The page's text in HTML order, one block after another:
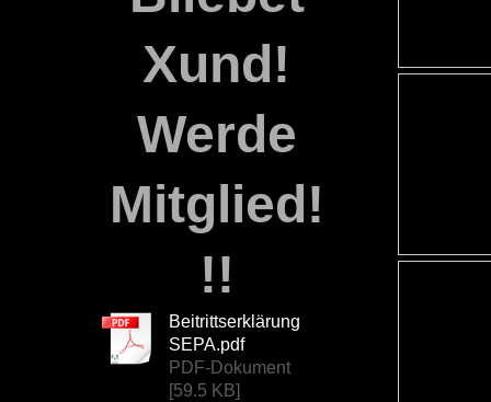
Xund!
Werde
Mitglied!
!!
Beitrittserklärung
SEPA.pdf
PDF-Dokument
[59.5 KB]